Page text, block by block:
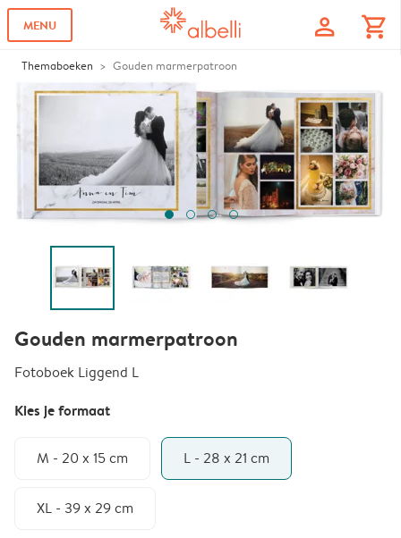
MENU profile shopping_cart
Themaboeken Gouden marmerpatroon
Gouden marmerpatroon
Fotoboek Liggend L
Kies je formaat
M - 20 x 15 cm L - 28 x 21 cm
XL - 39 x 29 cm